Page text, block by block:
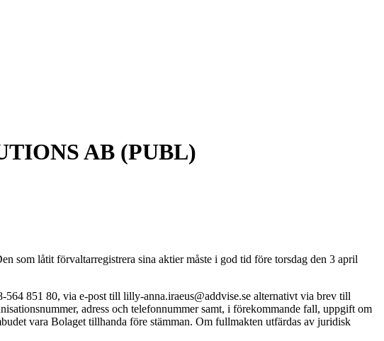
AB (PUBL)
som låtit förvaltarregistrera sina aktier måste i god tid före torsdag den 3 april
564 851 80, via e-post till lilly-anna.iraeus@addvise.se alternativt via brev till
adress och telefonnummer samt, i förekommande fall, uppgift om
vara Bolaget tillhanda före stämman. Om fullmakten utfärdas av juridisk